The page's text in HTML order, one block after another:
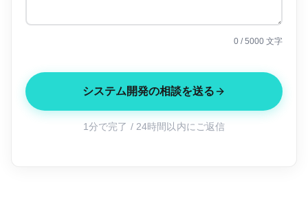
0 / 5000 文字
システム開発の相談を送る
1分で完了 / 24時間以内にご返信